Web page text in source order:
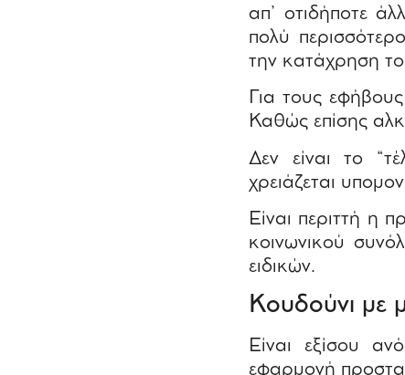
απ’ οτιδήποτε
πολύ
την κατάχρηση
Για τους
Καθώς επίσης
Δεν είναι το
χρειάζεται
Είναι περιττή η
κοινωνικού
ειδικών.
Κουδούνι με
Είναι εξίσου
εφαρμογή